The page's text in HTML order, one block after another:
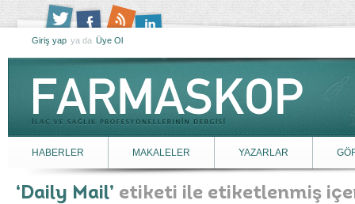
Giriş yap ya da Üye Ol
HABERLER MAKALELER YAZARLAR
Daily Mail etiketi ile etiketlenmiş